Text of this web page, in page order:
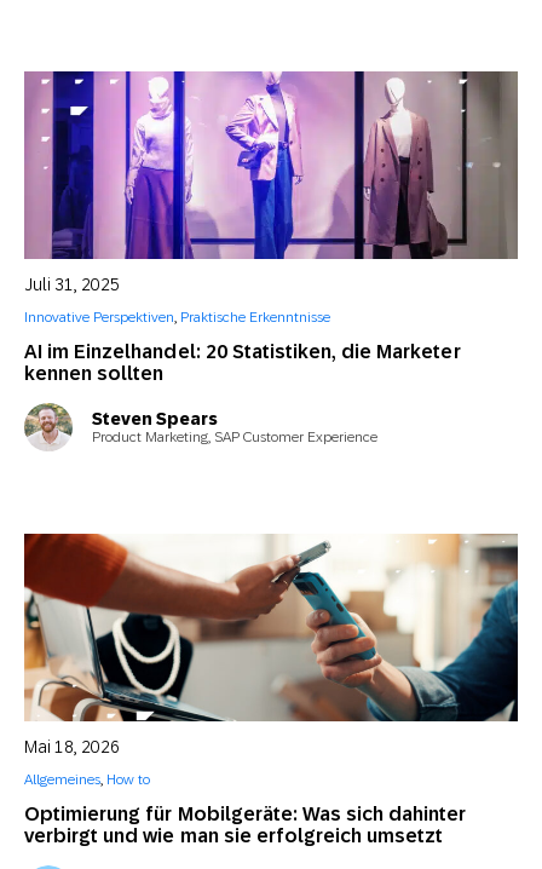
AI im Einzelhandel: 20 Statistiken, die Marketer
kennen sollten
Juli 31, 2025
Innovative Perspektiven, Praktische Erkenntnisse
Steven Spears
Product Marketing, SAP Customer Experience
Optimierung für Mobilgeräte: Was sich dahinter
verbirgt und wie man sie erfolgreich umsetzt
Mai 18, 2026
Allgemeines, How to